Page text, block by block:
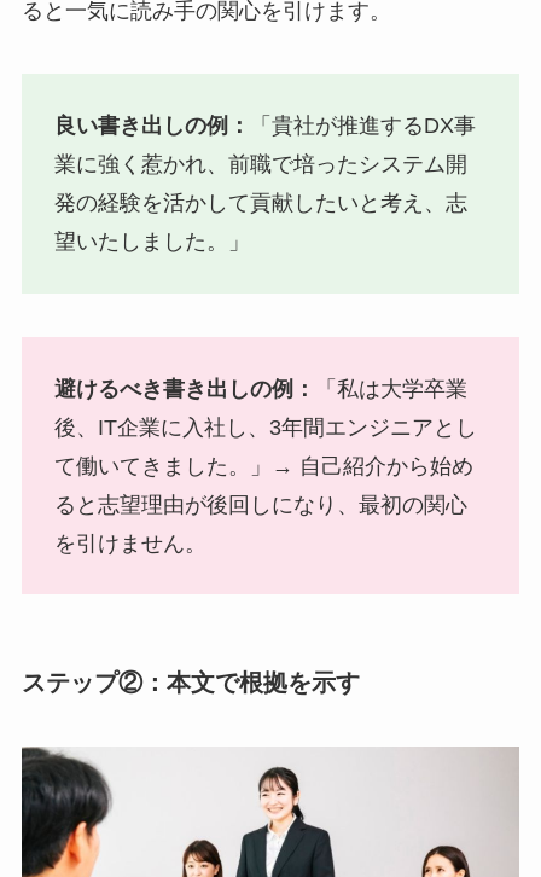
ると一気に読み手の関心を引けます。
良い書き出しの例：
「貴社が推進するDX事
業に強く惹かれ、前職で培ったシステム開
発の経験を活かして貢献したいと考え、志
望いたしました。」
避けるべき書き出しの例：
「私は大学卒業
後、IT企業に入社し、3年間エンジニアとし
て働いてきました。」→ 自己紹介から始め
ると志望理由が後回しになり、最初の関心
を引けません。
ステップ②：本文で根拠を示す